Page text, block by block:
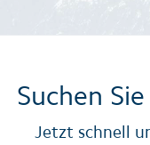
Suchen
Jetzt schnell